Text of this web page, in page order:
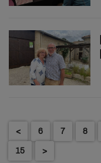
< 6 7 8
15 >